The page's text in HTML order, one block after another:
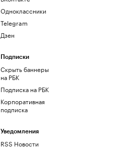
Одноклассники
Telegram
Дзен
Подписки
Скрыть баннеры
на РБК
Подписка на РБК
Корпоративная
подписка
Уведомления
RSS Новости